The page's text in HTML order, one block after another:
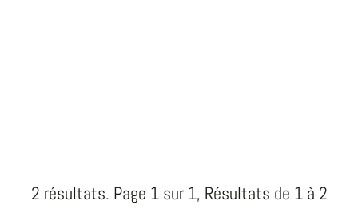
2 résultats. Page 1 sur 1, Résultats de 1 à 2